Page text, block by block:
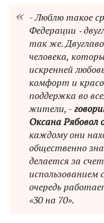
- Люблю такое
Федерации ‑
так же.
человека,
искренней
комфорт и
поддержка во
жители, -
Оксана Рябовол
каждому они
общественно
делается за
использованием
очередь
«30 на 70».